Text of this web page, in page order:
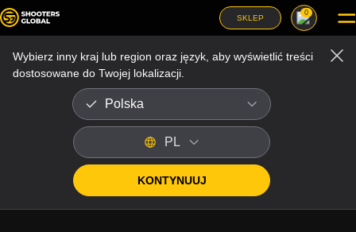
SKLEP
0
Wybierz inny kraj lub region oraz język, aby wyświetlić treści
dostosowane do Twojej lokalizacji.
Polska
PL
KONTYNUUJ
Spis treści instrukcji
View Categories